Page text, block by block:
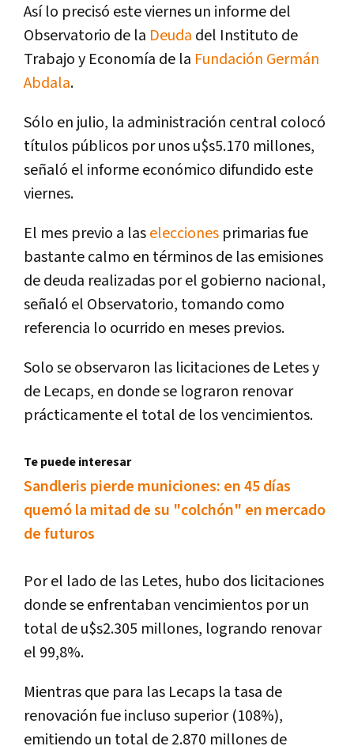
Así lo precisó este viernes un informe del
Observatorio de la Deuda del Instituto de
Trabajo y Economía de la Fundación Germán
Abdala.
Sólo en julio, la administración central colocó
títulos públicos por unos u$s5.170 millones,
señaló el informe económico difundido este
viernes.
El mes previo a laselecciones primarias fue
bastante calmo en términos de las emisiones
de deuda realizadas por el gobierno nacional,
señaló el Observatorio, tomando como
referencia lo ocurrido en meses previos.
Solo se observaron las licitaciones de Letes y
de Lecaps, en donde se lograron renovar
prácticamente el total de los vencimientos.
Te puede interesar
Sandleris pierde municiones: en 45 días
quemó la mitad de su "colchón" en mercado
de futuros
Por el lado de las Letes, hubo dos licitaciones
donde se enfrentaban vencimientos por un
total de u$s2.305 millones, logrando renovar
el 99,8%.
Mientras que para las Lecaps la tasa de
renovación fue incluso superior (108%),
emitiendo un total de 2.870 millones de